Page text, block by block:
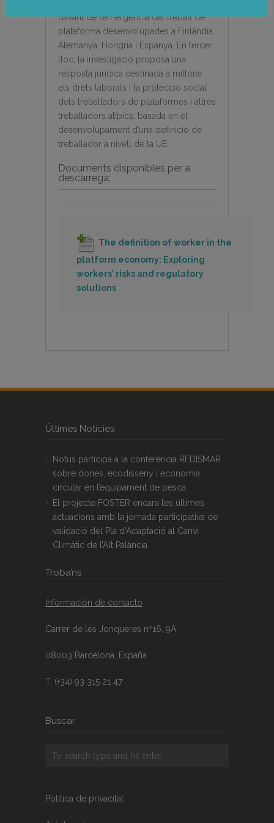
davant de l’emergència del treball de
plataforma desenvolupades a Finlàndia,
Alemanya, Hongria i Espanya. En tercer
lloc, la investigació proposa una
resposta jurídica destinada a millorar
els drets laborals i la protecció social
dels treballadors de plataformes i altres
treballadors atípics, basada en el
desenvolupament d’una definició de
treballador a nivell de la UE.
Documents disponibles per a
descàrrega:
The definition of worker in the
platform economy: Exploring
workers’ risks and regulatory
solutions
Últimes Notícies
Notus participa a la conferència REDISMAR
sobre dones, ecodisseny i economia
circular en l’equipament de pesca
El projecte FOSTER encara les últimes
actuacions amb la jornada participativa de
validació del Pla d’Adaptació al Canvi
Climàtic de l’Alt Palància
Troba’ns
Información de contacto
Carrer de les Jonqueres nº16, 9A
08003 Barcelona, España
T. (+34) 93 315 21 47
Buscar
Política de privacitat